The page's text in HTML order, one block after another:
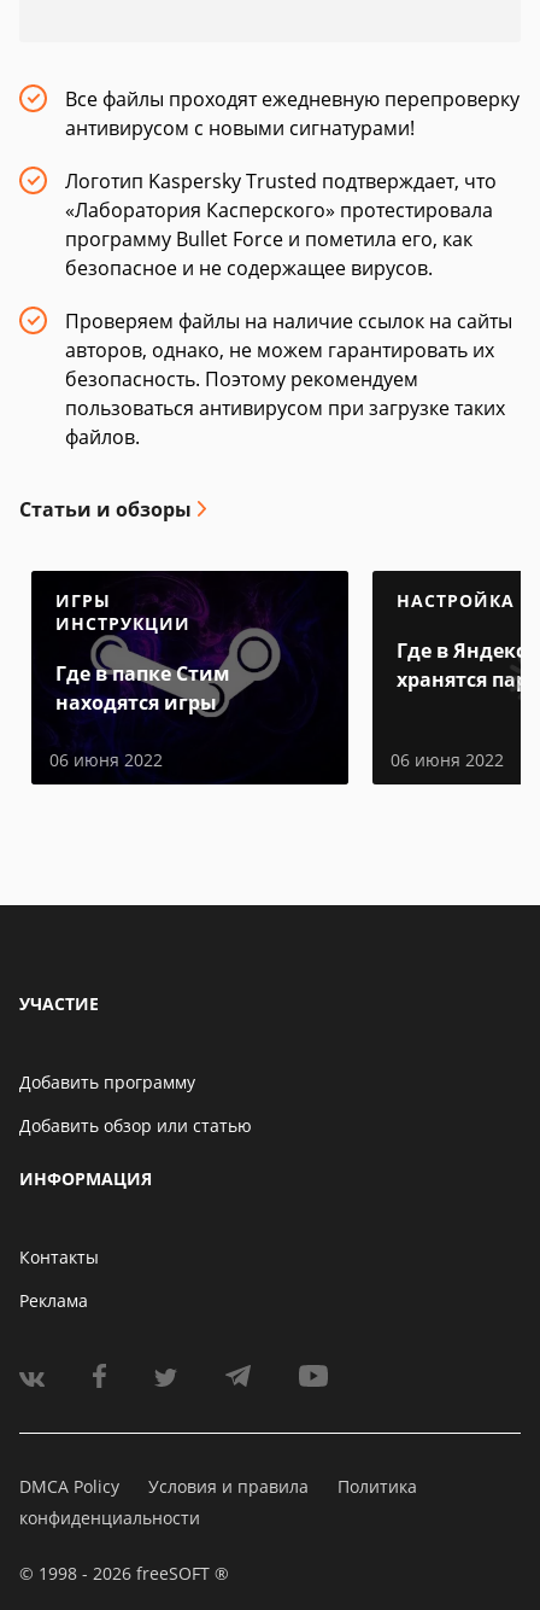
Все файлы проходят ежедневную перепроверку
антивирусом с новыми сигнатурами!
Логотип Kaspersky Trusted подтверждает, что
«Лаборатория Касперского» протестировала
программу Bullet Force и пометила его, как
безопасное и не содержащее вирусов.
Проверяем файлы на наличие ссылок на сайты
авторов, однако, не можем гарантировать их
безопасность. Поэтому рекомендуем
пользоваться антивирусом при загрузке таких
файлов.
Статьи и обзоры
ИГРЫ
ИНСТРУКЦИИ
Где в папке Стим
находятся игры
06 июня 2022
НАСТРОЙКА
Где в Яндекс
хранятся
06 июня 2022
УЧАСТИЕ
Добавить программу
Добавить обзор или статью
ИНФОРМАЦИЯ
Контакты
Реклама
DMCA Policy Условия и правила
Политика
конфиденциальности
© 1998 - 2026 freeSOFT ®